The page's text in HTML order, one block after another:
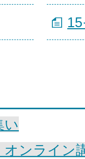
い
オンライン